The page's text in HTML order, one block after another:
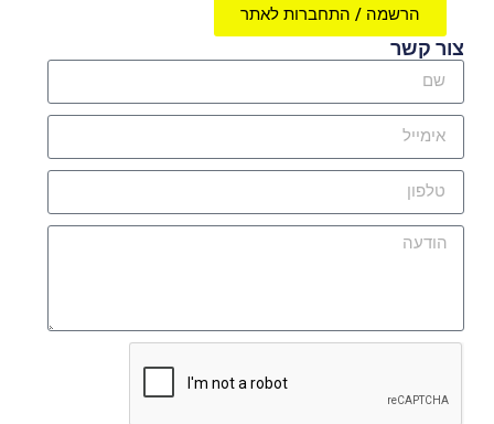
הרשמה / התחברות לאתר
צור קשר